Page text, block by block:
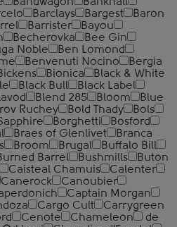
Barclays Bargest
Baron
Barrister
Bayou
Becherovka
Bee Gin
Noble
Ben Lomond
Benvenuti Nocino
Bergia
Bionica
Black & White
Black Bull
Black Label
Blend 285 Bloom
Blue
Ruchey Bold Thady
Bols
Borghetti
Bosford
Braes of Glenlivet
Branca
Broom Brugal
Buffalo Bill
Barrel Bushmills
Buton
Caisteal Chamuis
Calenter
Canerock
Canoubier
Captain Morgan
Cargo Cult
Carrygreen
Cenote Chameleon
de